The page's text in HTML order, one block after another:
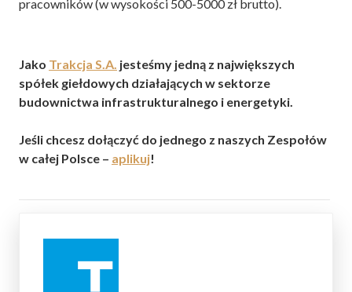
pracowników (w wysokości 500-5000 zł brutto).
Jako Trakcja S.A. jesteśmy jedną z największych
spółek giełdowych działających w sektorze
budownictwa infrastrukturalnego i energetyki.
Jeśli chcesz dołączyć do jednego z naszych Zespołów
w całej Polsce – aplikuj!